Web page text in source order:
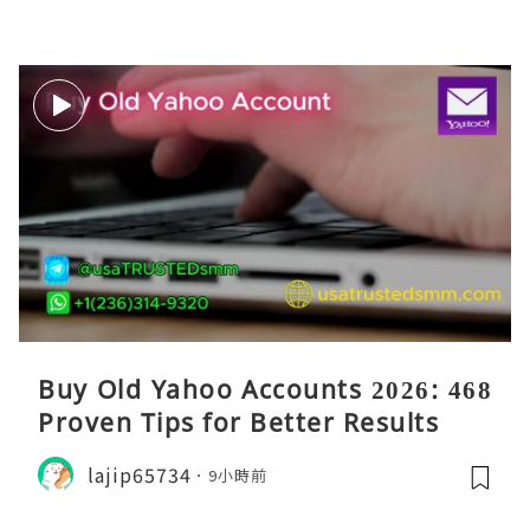
Buy Old Yahoo Accounts 2026: 468
Proven Tips for Better Results
lajip65734 9小時前